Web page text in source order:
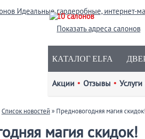
10 салонов
Показать адреса салонов
КАТАЛОГ ELFA
Акции • Отзывы • Услуги
Список новостей » Предновогодняя магия скидок!
магия скидок!